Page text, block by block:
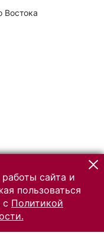
Востока
сайта и
пользоваться
с Политикой